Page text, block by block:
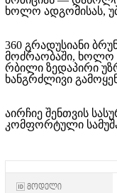
ხოლო ადგომისას,
360 გრადუსიანი
მოძრაობაში, ხოლო
რბილი ზედაპირი
ხანგრძლივი
აირჩიე შენთვის
კომფორტული
🆔 მოდელი